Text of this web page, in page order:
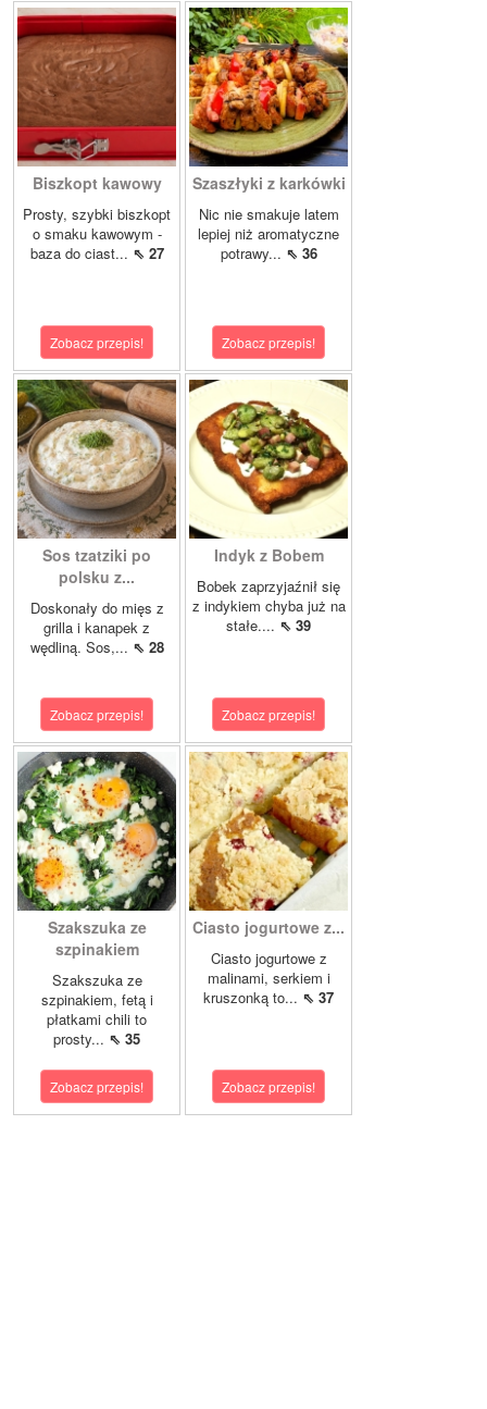
Biszkopt kawowy
Prosty, szybki biszkopt
o smaku kawowym -
baza do ciast... ⇖ 27
Zobacz przepis!
Szaszłyki z karkówki
Nic nie smakuje latem
lepiej niż aromatyczne
potrawy... ⇖ 36
Zobacz przepis!
Sos tzatziki po
polsku z...
Doskonały do mięs z
grilla i kanapek z
wędliną. Sos,... ⇖ 28
Zobacz przepis!
Indyk z Bobem
Bobek zaprzyjaźnił się
z indykiem chyba już na
stałe.... ⇖ 39
Zobacz przepis!
Szakszuka ze
szpinakiem
Szakszuka ze
szpinakiem, fetą i
płatkami chili to
prosty... ⇖ 35
Zobacz przepis!
Ciasto jogurtowe z...
Ciasto jogurtowe z
malinami, serkiem i
kruszonką to... ⇖ 37
Zobacz przepis!